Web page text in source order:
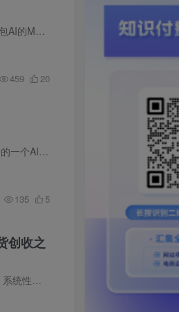
是我的“操作封...
459 20
，而且不是以...
135 5
创收之
课程简介 本课程是一套面向纯新手的“轻启动”短视频带货入门实操指南。课程以“一部手机”为核心工具，系统性地拆解了从个人品牌形象打造（朋友圈门面与规范发布）、主流平台（快手/抖音/小红...